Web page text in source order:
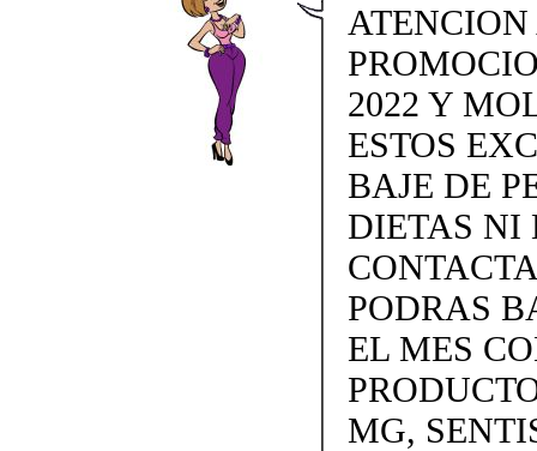
2022 Y
ESTOS
BAJE DE
DIETAS NI
PODRAS
EL MES
MG,